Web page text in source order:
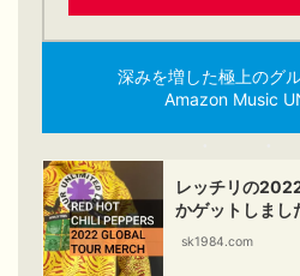
深みを増した極上のグ
Amazon Music
レッチリの
かゲットしまし
sk1984.com